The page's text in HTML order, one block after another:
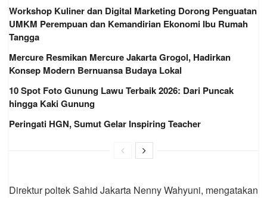
Workshop Kuliner dan Digital Marketing Dorong Penguatan
UMKM Perempuan dan Kemandirian Ekonomi Ibu Rumah
Tangga
Mercure Resmikan Mercure Jakarta Grogol, Hadirkan
Konsep Modern Bernuansa Budaya Lokal
10 Spot Foto Gunung Lawu Terbaik 2026: Dari Puncak
hingga Kaki Gunung
Peringati HGN, Sumut Gelar Inspiring Teacher
Direktur poltek Sahid Jakarta Nenny Wahyuni, mengatakan